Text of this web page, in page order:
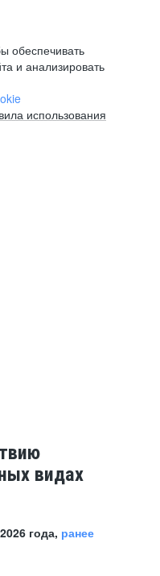
обеспечивать
и анализировать
использования
видах
года, ранее